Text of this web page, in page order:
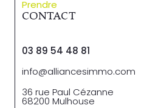
Prendre
CONTACT
03 89 54 48 81
info@alliancesimmo.com
36 rue Paul Cézanne
68200 Mulhouse